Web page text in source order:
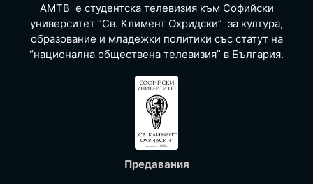
АМТВ е студентска телевизия към Софийски
университет “Св. Климент Охридски” за култура,
образование и младежки политики със статут на
“национална обществена телевизия” в България.
Предавания